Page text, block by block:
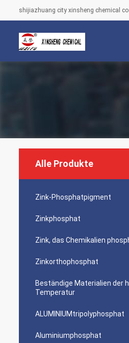
shijiazhuang city xinsheng chemical
Alle Produkte
Zink-Phosphatpigment
Zinkphosphat
Zink, das Chemikalien
Zinkorthophosphat
Beständige Materialien der
Temperatur
ALUMINIUMtripolyphosphat
Aluminiumphosphat